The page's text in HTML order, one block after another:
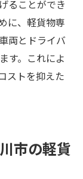
ることができ
に、軽貨物専
両とドライバ
す。これによ
ストを抑えた
市の軽貨